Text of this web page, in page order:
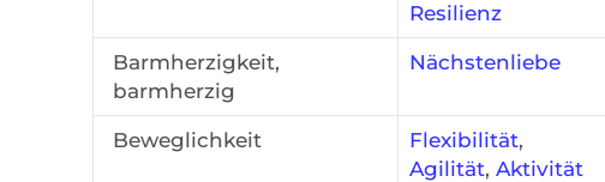
Resilienz
Barmherzigkeit,
barmherzig
Nächstenliebe
Beweglichkeit Flexibilität,
Agilität, Aktivität